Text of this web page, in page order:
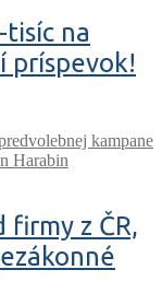
na
príspevok!
kampane
Harabin
z ČR,